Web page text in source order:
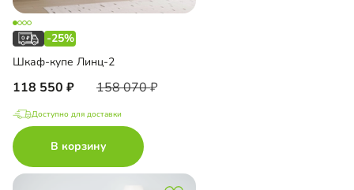
-25%
Шкаф-купе Линц-2
118 550 158 070
Доступно для доставки
В корзину